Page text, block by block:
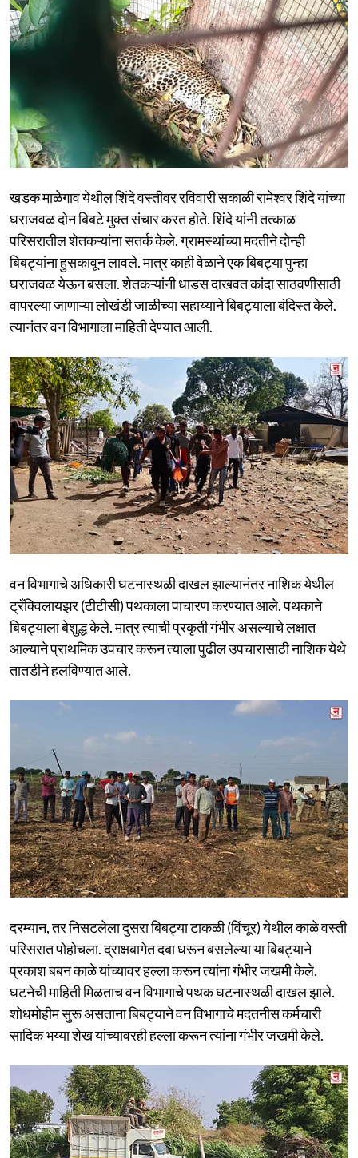
खडक माळेगाव येथील शिंदे वस्तीवर रविवारी सकाळी रामेश्वर शिंदे यांच्या
घराजवळ दोन बिबटे मुक्त संचार करत होते. शिंदे यांनी तत्काळ
परिसरातील शेतकऱ्यांना सतर्क केले. ग्रामस्थांच्या मदतीने दोन्ही
बिबट्यांना हुसकावून लावले. मात्र काही वेळाने एक बिबट्या पुन्हा
घराजवळ येऊन बसला. शेतकऱ्यांनी धाडस दाखवत कांदा साठवणीसाठी
वापरल्या जाणाऱ्या लोखंडी जाळीच्या सहाय्याने बिबट्याला बंदिस्त केले.
त्यानंतर वन विभागाला माहिती देण्यात आली.
वन विभागाचे अधिकारी घटनास्थळी दाखल झाल्यानंतर नाशिक येथील
ट्रँक्विलायझर (टीटीसी) पथकाला पाचारण करण्यात आले. पथकाने
बिबट्याला बेशुद्ध केले. मात्र त्याची प्रकृती गंभीर असल्याचे लक्षात
आल्याने प्राथमिक उपचार करून त्याला पुढील उपचारासाठी नाशिक येथे
तातडीने हलविण्यात आले.
दरम्यान, तर निसटलेला दुसरा बिबट्या टाकळी (विंचूर) येथील काळे वस्ती
परिसरात पोहोचला. द्राक्षबागेत दबा धरून बसलेल्या या बिबट्याने
प्रकाश बबन काळे यांच्यावर हल्ला करून त्यांना गंभीर जखमी केले.
घटनेची माहिती मिळताच वन विभागाचे पथक घटनास्थळी दाखल झाले.
शोधमोहीम सुरू असताना बिबट्याने वन विभागाचे मदतनीस कर्मचारी
सादिक भय्या शेख यांच्यावरही हल्ला करून त्यांना गंभीर जखमी केले.